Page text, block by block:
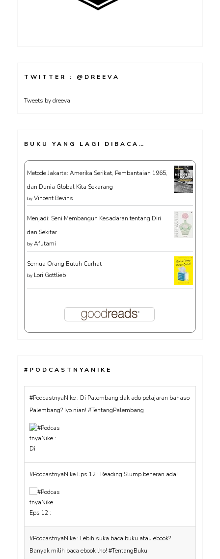
TWITTER : @DREEVA
Tweets by dreeva
BUKU YANG LAGI DIBACA…
Metode Jakarta: Amerika Serikat, Pembantaian 1965,
dan Dunia Global Kita Sekarang
by Vincent Bevins
Menjadi: Seni Membangun Kesadaran tentang Diri
dan Sekitar
by Afutami
Semua Orang Butuh Curhat
by Lori Gottlieb
#PODCASTNYANIKE
#PodcastnyaNike : Di Palembang dak ado pelajaran bahaso
Palembang? Iyo nian! #TentangPalembang
#PodcastnyaNike Eps 12 : Reading Slump beneran ada!
#PodcastnyaNike : Lebih suka baca buku atau ebook?
Banyak milih baca ebook lho! #TentangBuku